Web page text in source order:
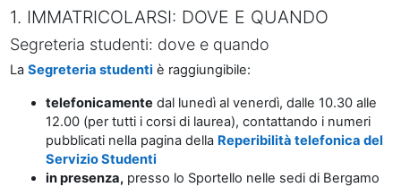
1. IMMATRICOLARSI: DOVE E QUANDO
Segreteria studenti: dove e quando
La Segreteria studenti è raggiungibile:
telefonicamente dal lunedì al venerdì, dalle 10.30 alle
12.00 (per tutti i corsi di laurea), contattando i numeri
pubblicati nella pagina della Reperibilità telefonica del
Servizio Studenti
in presenza, presso lo Sportello nelle sedi di Bergamo